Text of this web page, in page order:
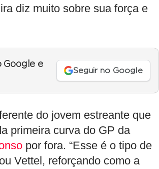
diz muito sobre sua força e
Google e
Seguir no Google
do jovem estreante que
primeira curva do GP da
por fora. “Esse é o tipo de
Vettel, reforçando como a